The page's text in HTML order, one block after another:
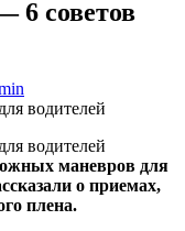
6 советов
маневров для
о приемах,
плена.